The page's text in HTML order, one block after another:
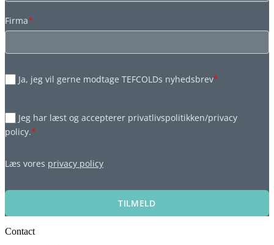
Firma*
Ja, jeg vil gerne modtage TEFCOLDs nyhedsbrev*
Jeg har læst og accepterer privatlivspolitikken/privacy
policy.*
Læs vores privacy policy
TILMELD
Contact